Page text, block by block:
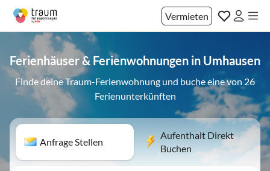
Vermieten
Ferienhäuser & Ferienwohnungen in Umhausen
Finde deine Traum-Ferienwohnung und buche eine von 26
Ferienunterkünften
Anfrage Stellen
Aufenthalt Direkt
Buchen